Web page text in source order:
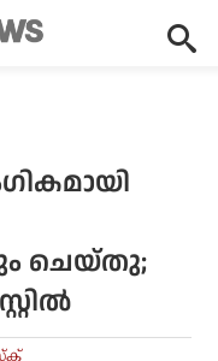
ചെയ്തു;